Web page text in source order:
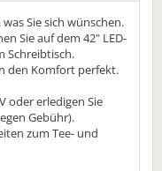
Sie sich wünschen.
Sie auf dem 42" LED-
Schreibtisch.
den Komfort perfekt.
oder erledigen Sie
Gebühr).
zum Tee- und